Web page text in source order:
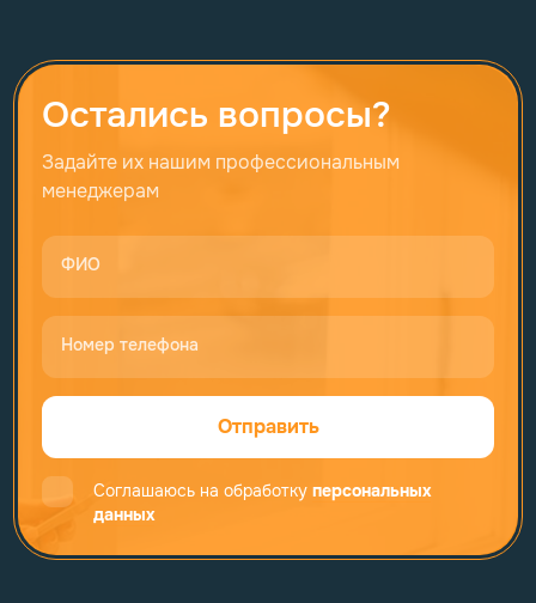
Остались вопросы?
Задайте их нашим профессиональным
менеджерам
ФИО
Номер телефона
Отправить
Соглашаюсь на обработку персональных
данных